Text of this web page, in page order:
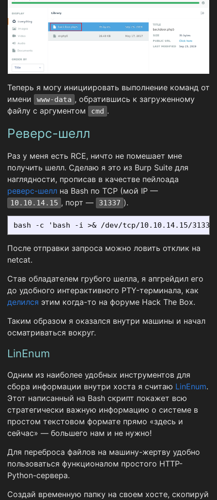
Теперь я могу инициировать выполнение команд от
имени
www-data , обратившись к загруженному
файлу с аргументом
cmd .
Реверс-шелл
Раз у меня есть RCE, ничто не помешает мне
получить шелл. Сделаю я это из Burp Suite для
наглядности, прописав в качестве пейлоада
реверс-шелл на Bash по TCP (мой IP —
10.10.14.15 , порт — 31337 ).
После отправки запроса можно ловить отклик на
netcat.
Став обладателем грубого шелла, я апгрейдил его
до удобного интерактивного PTY-терминала, как
делился этим когда-то на форуме Hack The Box.
Таким образом я оказался внутри машины и начал
осматриваться вокруг.
LinEnum
Одним из наиболее удобных инструментов для
сбора информации внутри хоста я считаю LinEnum.
Этот написанный на Bash скрипт покажет всю
стратегически важную информацию о системе в
простом текстовом формате прямо «здесь и
сейчас» — большего нам и не нужно!
Для переброса файлов на машину-жертву удобно
пользоваться функционалом простого HTTP-
Python-сервера.
Создай временную папку на своем хосте, скопируй